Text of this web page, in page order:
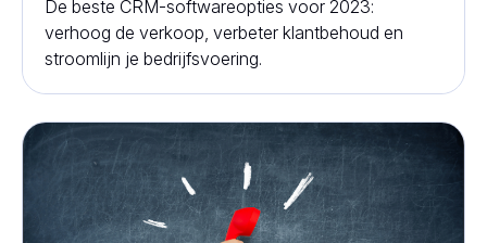
De beste CRM-softwareopties voor 2023:
verhoog de verkoop, verbeter klantbehoud en
stroomlijn je bedrijfsvoering.